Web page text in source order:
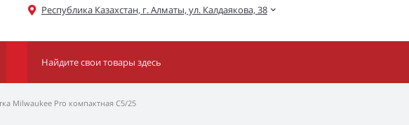
Республика Казахстан, г. Алматы, ул. Калдаякова, 38
Milwaukee Pro компактная C5/25